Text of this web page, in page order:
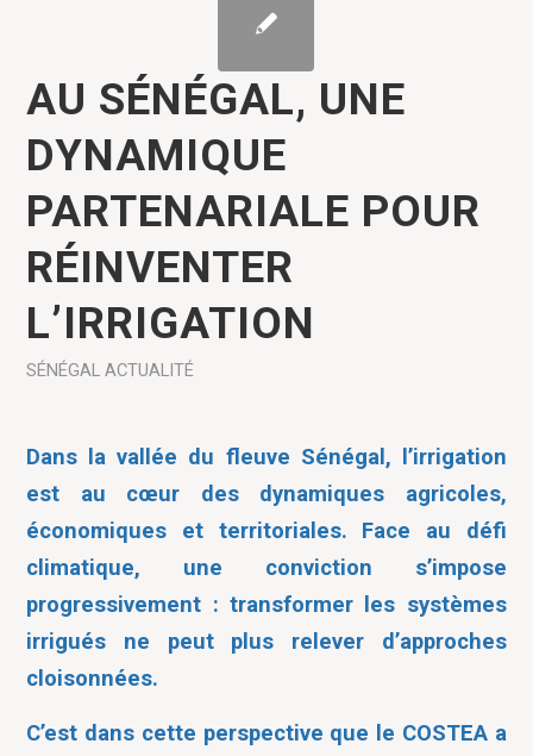
AU SÉNÉGAL, UNE
DYNAMIQUE
PARTENARIALE POUR
RÉINVENTER
L’IRRIGATION
SÉNÉGAL ACTUALITÉ
Dans la vallée du fleuve Sénégal, l’irrigation
est au cœur des dynamiques agricoles,
économiques et territoriales. Face au défi
climatique, une conviction s’impose
progressivement : transformer les systèmes
irrigués ne peut plus relever d’approches
cloisonnées.
C’est dans cette perspective que le COSTEA a